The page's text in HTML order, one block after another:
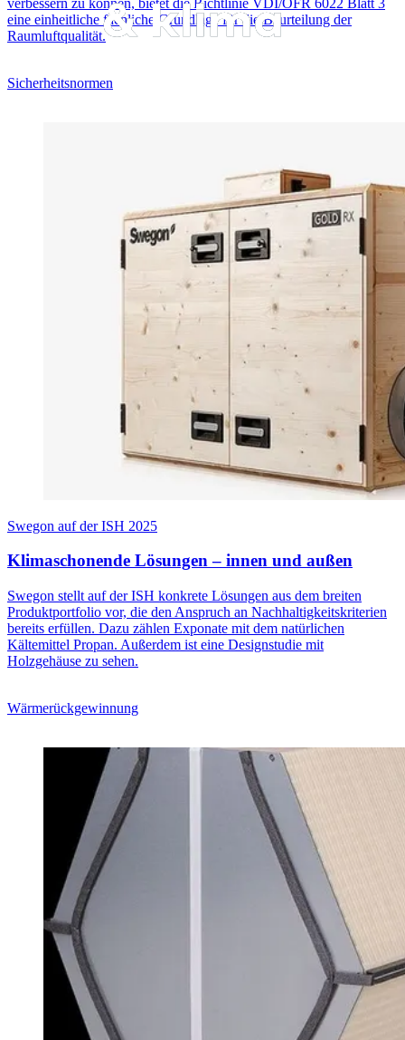
eine einheitliche fachliche Grundlage für die Beurteilung der
Raumluftqualität.
Sicherheitsnormen
Swegon auf der ISH 2025
Klimaschonende Lösungen – innen und außen
Swegon stellt auf der ISH konkrete Lösungen aus dem breiten
Produktportfolio vor, die den Anspruch an Nachhaltigkeitskriterien
bereits erfüllen. Dazu zählen Exponate mit dem natürlichen
Kältemittel Propan. Außerdem ist eine Designstudie mit
Holzgehäuse zu sehen.
Wärmerückgewinnung